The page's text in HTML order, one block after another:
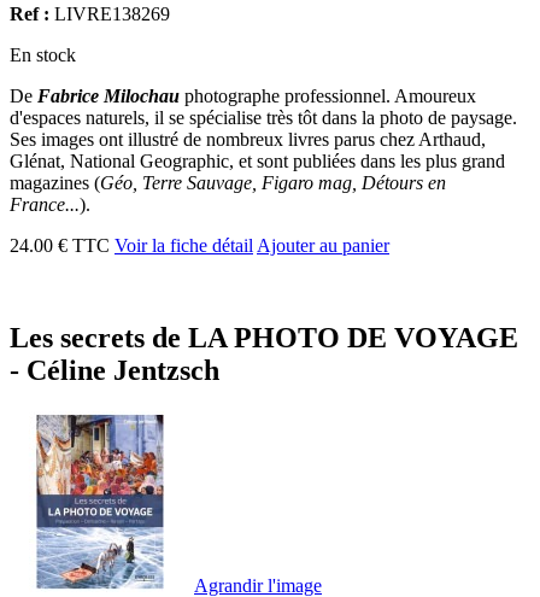
Ref : LIVRE138269
En stock
De Fabrice Milochau photographe professionnel. Amoureux
d'espaces naturels, il se spécialise très tôt dans la photo de paysage.
Ses images ont illustré de nombreux livres parus chez Arthaud,
Glénat, National Geographic, et sont publiées dans les plus grand
magazines (Géo, Terre Sauvage, Figaro mag, Détours en
France...).
24.00 € TTC Voir la fiche détail Ajouter au panier
Les secrets de LA PHOTO DE VOYAGE
- Céline Jentzsch
Agrandir l'image